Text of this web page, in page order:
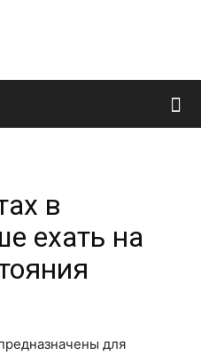
Французский
в
ехать на
для